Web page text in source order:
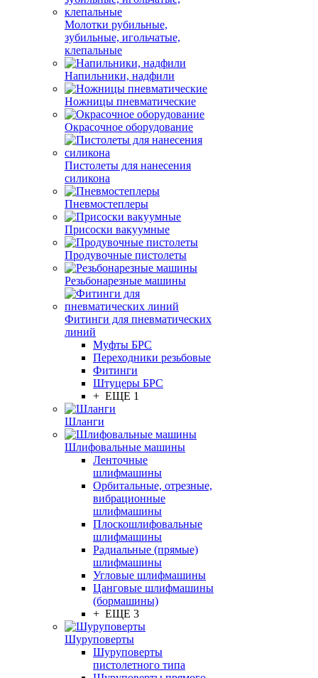
Молотки рубильные,
зубильные, игольчатые,
клепальные
Напильники, надфили
Ножницы пневматические
Окрасочное оборудование
Пистолеты для нанесения
силикона
Пневмостеплеры
Присоски вакуумные
Продувочные пистолеты
Резьбонарезные машины
Фитинги для пневматических
линий
Муфты БРС
Переходники резьбовые
Фитинги
Штуцеры БРС
+ ЕЩЕ 1
Шланги
Шлифовальные машины
Ленточные
шлифмашины
Орбитальные, отрезные,
вибрационные
шлифмашины
Плоскошлифовальные
шлифмашины
Радиальные (прямые)
шлифмашины
Угловые шлифмашины
Цанговые шлифмашины
(бормашины)
+ ЕЩЕ 3
Шуруповерты
Шуруповерты
пистолетного типа